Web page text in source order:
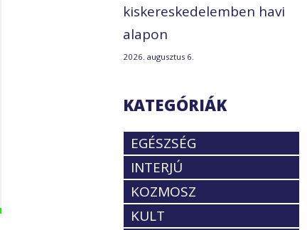
kiskereskedelemben havi
alapon
2026. augusztus 6.
KATEGÓRIÁK
EGÉSZSÉG
INTERJÚ
KOZMOSZ
KULT